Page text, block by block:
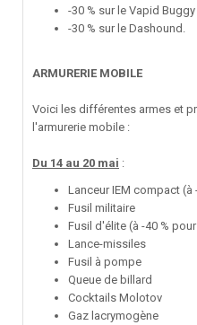
-30 % sur le Vapid Buggy
-30 % sur le Dashound.
ARMURERIE MOBILE
Voici les différentes armes et
l'armurerie mobile :
Du 14 au 20 mai :
Lanceur IEM compact (à
Fusil militaire
Fusil d'élite (à -40 %
Lance-missiles
Fusil à pompe
Queue de billard
Cocktails Molotov
Gaz lacrymogène